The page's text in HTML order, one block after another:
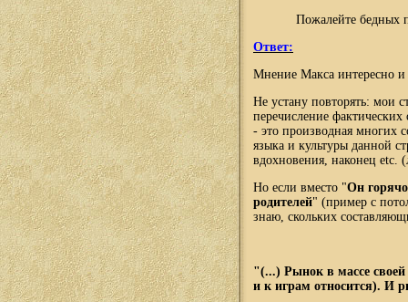
Пожалейте бедных
Ответ:
Мнение Макса интересно и
Не устану повторять: мои
перечисление
- это производная многих
языка и культуры данной
вдохновения, наконец etc.
Но если вместо "Он
родителей" (пример с
знаю, скольких
"(...) Рынок в массе своей
и к играм относится). И